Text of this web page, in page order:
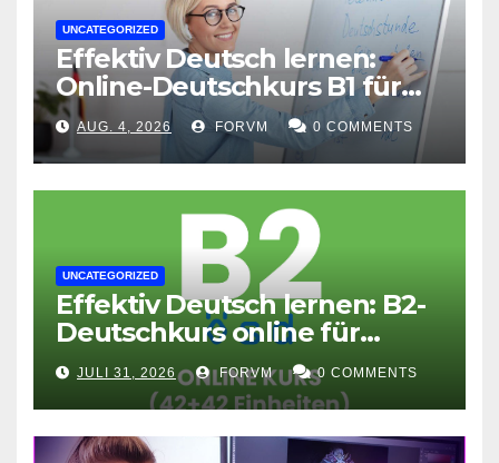
UNCATEGORIZED
Effektiv Deutsch lernen:
Online-Deutschkurs B1 für
flexible Lernerfolge
AUG. 4, 2026 FORVM 0 COMMENTS
UNCATEGORIZED
Effektiv Deutsch lernen: B2-
Deutschkurs online für
Fortgeschrittene
JULI 31, 2026 FORVM 0 COMMENTS